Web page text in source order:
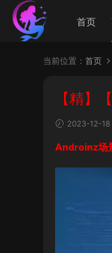
首页
当前位置： 首页
【精】
2023-12-18
Androinz场